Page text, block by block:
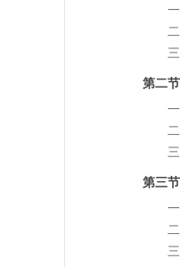
第二
第三